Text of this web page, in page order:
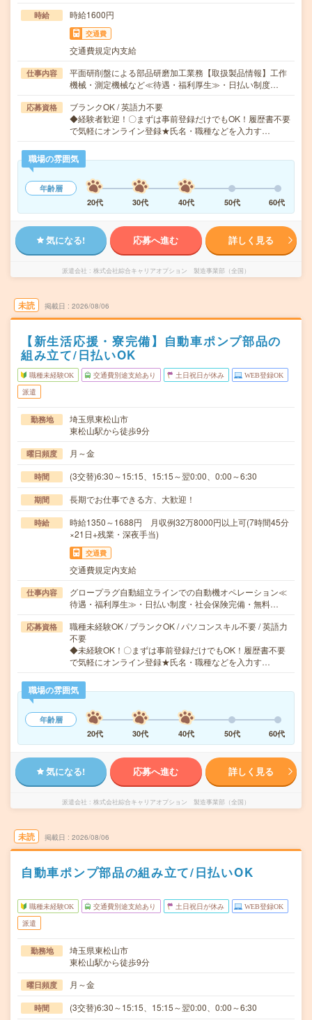
時給 時給1600円
交通費
交通費規定内支給
仕事内容
平面研削盤による部品研磨加工業務【取扱製品情報】工作
機械・測定機械など≪待遇・福利厚生≫・日払い制度…
応募資格
ブランクOK / 英語力不要
◆経験者歓迎！〇まずは事前登録だけでもOK！履歴書不要
で気軽にオンライン登録★氏名・職種などを入力す…
職場の雰囲気
年齢層
20代
30代 40代 50代 60代
気になる! 応募へ進む 詳しく見る
派遣会社 株式会社綜合キャリアオプション 製造事業部（全国）
未読 掲載日 2026/08/06
【新生活応援・寮完備】自動車ポンプ部品の
組み立て/日払いOK
職種未経験OK 交通費別途支給あり 土日祝日が休み WEB登録OK
派遣
勤務地
埼玉県東松山市
東松山駅から徒歩9分
曜日頻度 月～金
時間 (3交替)6:30～15:15、15:15～翌0:00、0:00～6:30
期間 長期でお仕事できる方、大歓迎！
時給
時給1350～1688円 月収例32万8000円以上可(7時間45分
×21日+残業・深夜手当)
交通費
交通費規定内支給
仕事内容
グロープラグ自動組立ラインでの自動機オペレーション≪
待遇・福利厚生≫・日払い制度・社会保険完備・無料…
応募資格
職種未経験OK / ブランクOK / パソコンスキル不要 / 英語力
不要
◆未経験OK！〇まずは事前登録だけでもOK！履歴書不要
で気軽にオンライン登録★氏名・職種などを入力す…
職場の雰囲気
年齢層
20代
30代 40代 50代 60代
気になる! 応募へ進む 詳しく見る
派遣会社 株式会社綜合キャリアオプション 製造事業部（全国）
未読 掲載日 2026/08/06
自動車ポンプ部品の組み立て/日払いOK
職種未経験OK 交通費別途支給あり 土日祝日が休み WEB登録OK
派遣
勤務地
埼玉県東松山市
東松山駅から徒歩9分
曜日頻度 月～金
時間 (3交替)6:30～15:15、15:15～翌0:00、0:00～6:30